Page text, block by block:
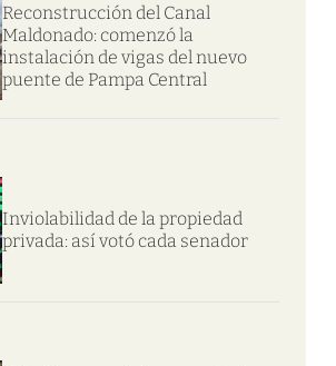
Reconstrucción del Canal
Maldonado: comenzó la
instalación de vigas del nuevo
puente de Pampa Central
Inviolabilidad de la propiedad
privada: así votó cada senador